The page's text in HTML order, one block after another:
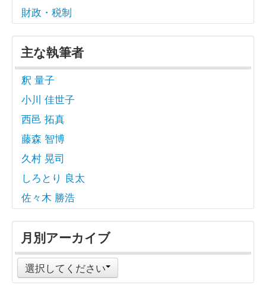
財政・税制
主な執筆者
釈 量子
小川 佳世子
西邑 拓真
藤森 智博
久村 晃司
しろとり 良太
佐々木 勝浩
月別アーカイブ
選択してください